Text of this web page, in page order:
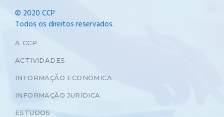
© 2020 CCP
Todos os direitos reservados.
A CCP
ACTIVIDADES
INFORMAÇÃO ECONÓMICA
INFORMAÇÃO JURÍDICA
ESTUDOS